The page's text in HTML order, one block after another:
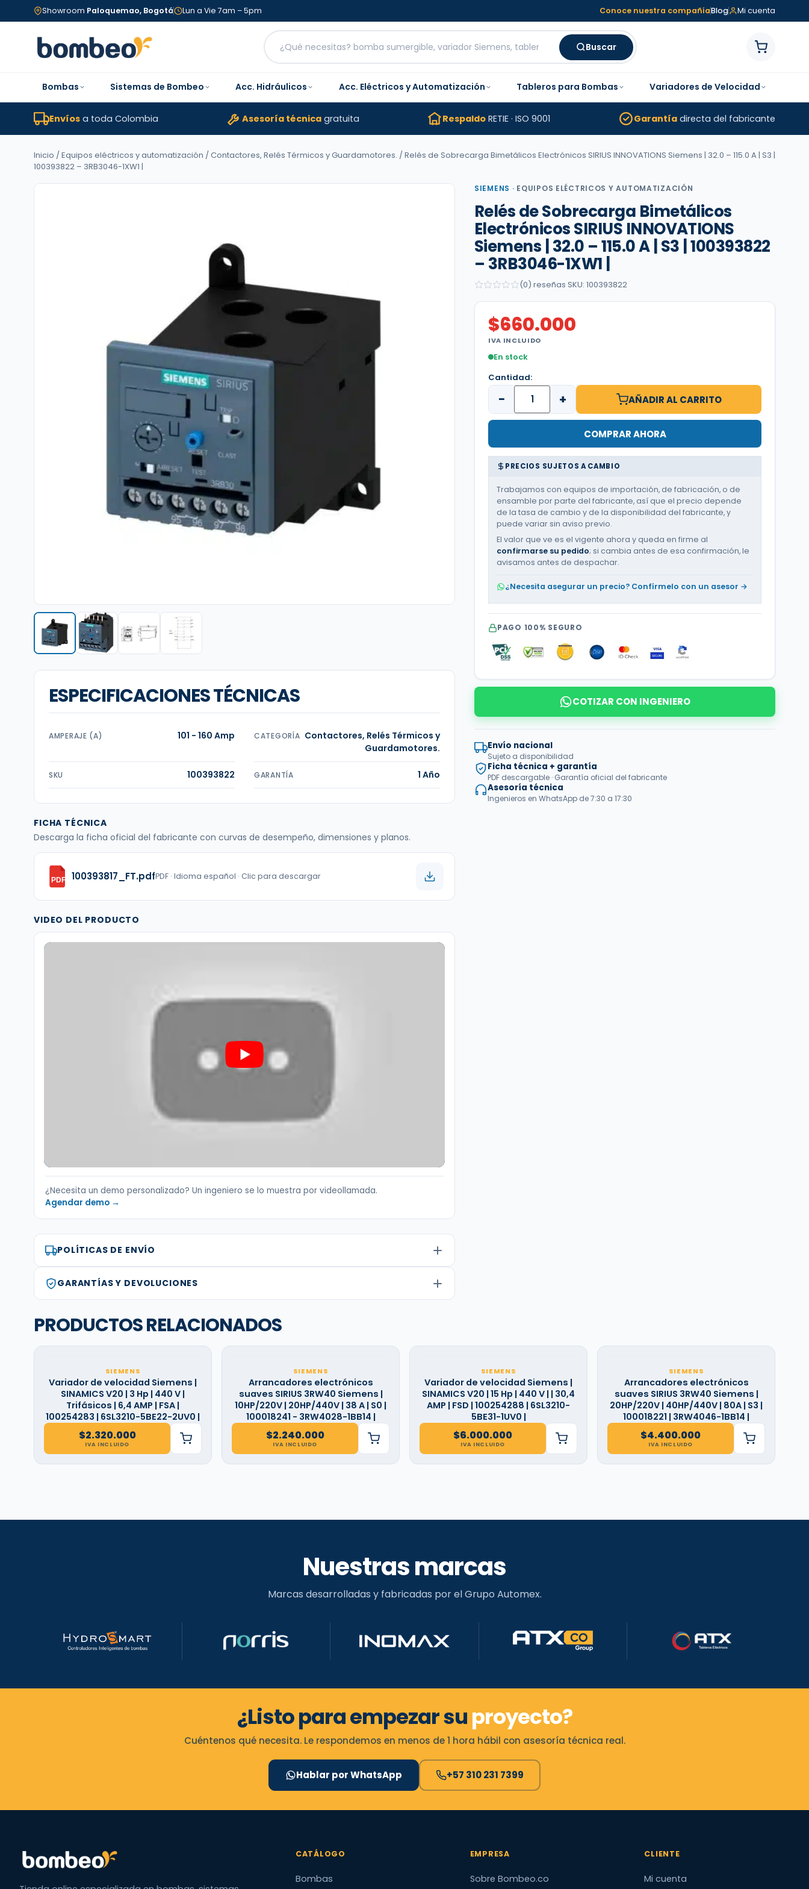
Showroom Paloquemao, Bogotá Lun a Vie 7am – 5pm Conoce nuestra compañíaBlog Mi cuenta
Buscar
Bombas Sistemas de Bombeo Acc. Hidráulicos Acc. Eléctricos y Automatización Tableros para Bombas Variadores de Velocidad
Envíos a toda Colombia Asesoría técnicagratuita Respaldo RETIE · ISO 9001 Garantíadirecta del fabricante
Inicio /Equipos eléctricos y automatización /Contactores, Relés Térmicos y Guardamotores. / Relés de Sobrecarga Bimetálicos Electrónicos SIRIUS INNOVATIONS Siemens | 32.0 – 115.0 A | S3 |
100393822 – 3RB3046-1XW1 |
SIEMENS · EQUIPOS ELÉCTRICOS Y AUTOMATIZACIÓN
Relés de Sobrecarga Bimetálicos
Electrónicos SIRIUS INNOVATIONS
Siemens | 32.0 – 115.0 A | S3 | 100393822
– 3RB3046-1XW1 |
(0) reseñas SKU: 100393822
$660.000
IVA INCLUIDO
En stock
Cantidad:
− + AÑADIR AL CARRITO
COMPRAR AHORA
PRECIOS SUJETOS A CAMBIO
Trabajamos con equipos de importación, de fabricación, o de
ensamble por parte del fabricante, así que el precio depende
de la tasa de cambio y de la disponibilidad del fabricante, y
puede variar sin aviso previo.
El valor que ve es el vigente ahora y queda en firme al
confirmarse su pedido; si cambia antes de esa confirmación, le
avisamos antes de despachar.
¿Necesita asegurar un precio? Confírmelo con un asesor →
PAGO 100% SEGURO
COTIZAR CON INGENIERO
Envío nacional
Sujeto a disponibilidad
Ficha técnica + garantía
PDF descargable · Garantía oficial del fabricante
Asesoría técnica
Ingenieros en WhatsApp de 7:30 a 17:30
ESPECIFICACIONES TÉCNICAS
AMPERAJE (A) 101 - 160 Amp CATEGORÍA Contactores, Relés Térmicos y
Guardamotores.
SKU 100393822 GARANTÍA 1 Año
FICHA TÉCNICA
Descarga la ficha oficial del fabricante con curvas de desempeño, dimensiones y planos.
PDF 100393817_FT.pdfPDF · Idioma español · Clic para descargar
VIDEO DEL PRODUCTO
¿Necesita un demo personalizado? Un ingeniero se lo muestra por videollamada.
Agendar demo →
POLÍTICAS DE ENVÍO
GARANTÍAS Y DEVOLUCIONES
PRODUCTOS RELACIONADOS
SIEMENS
Variador de velocidad Siemens |
SINAMICS V20 | 3 Hp | 440 V |
Trifásicos | 6,4 AMP | FSA |
100254283 | 6SL3210-5BE22-2UV0 |
$2.320.000
IVA INCLUIDO
SIEMENS
Arrancadores electrónicos
suaves SIRIUS 3RW40 Siemens |
10HP/220V | 20HP/440V | 38 A | S0 |
100018241 - 3RW4028-1BB14 |
$2.240.000
IVA INCLUIDO
SIEMENS
Variador de velocidad Siemens |
SINAMICS V20 | 15 Hp | 440 V | | 30,4
AMP | FSD | 100254288 | 6SL3210-
5BE31-1UV0 |
$6.000.000
IVA INCLUIDO
SIEMENS
Arrancadores electrónicos
suaves SIRIUS 3RW40 Siemens |
20HP/220V | 40HP/440V | 80A | S3 |
100018221 | 3RW4046-1BB14 |
$4.400.000
IVA INCLUIDO
Nuestras marcas
Marcas desarrolladas y fabricadas por el Grupo Automex.
¿Listo para empezar suproyecto?
Cuéntenos qué necesita. Le respondemos en menos de 1 hora hábil con asesoría técnica real.
Hablar por WhatsApp +57 310 231 7399
CATÁLOGO
Bombas
EMPRESA
Sobre Bombeo.co
CLIENTE
Mi cuenta